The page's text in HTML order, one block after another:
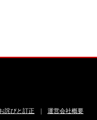
詫びと訂正
運営会社概要